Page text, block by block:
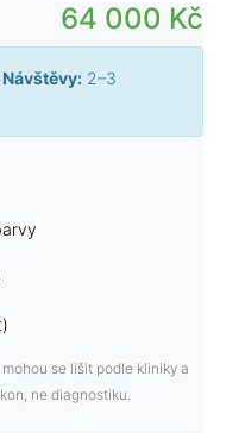
64 000 Kč
Návštěvy: 2–3
se lišit podle kliniky a
ne diagnostiku.